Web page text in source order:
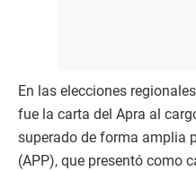
En las elecciones
fue la carta del Apra al
superado de forma amplia
(APP), que presentó como